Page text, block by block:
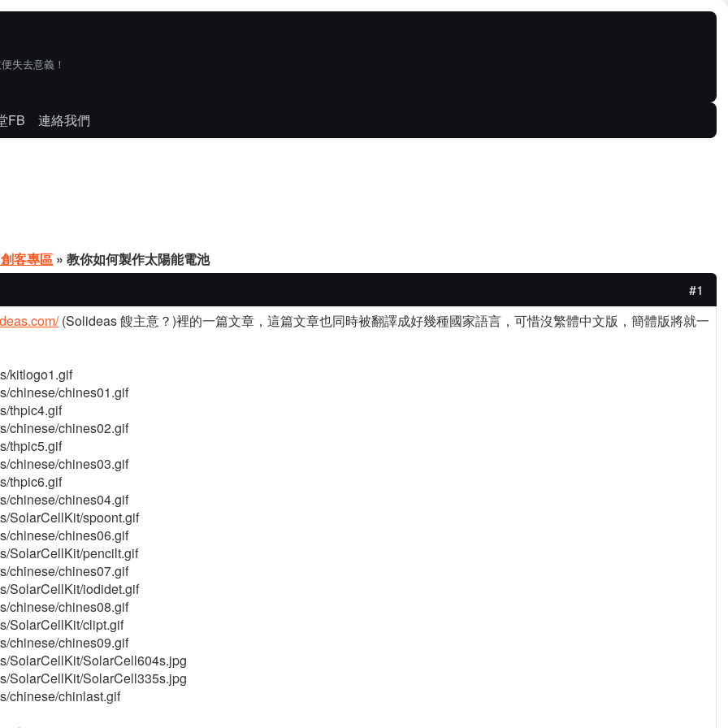
失去意義！
FB 連絡我們
客專區 » 教你如何製作太陽能電池
#1
(Solideas 餿主意？)裡的一篇文章，這篇文章也同時被翻譯成好幾種國家語言，可惜沒繁體中文版，簡體版將就一